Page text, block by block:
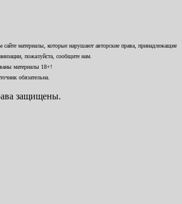
материалы, которые нарушают авторские права, принадлежащие
пожалуйста, сообщите нам.
материалы 18+!
обязательна.
защищены.